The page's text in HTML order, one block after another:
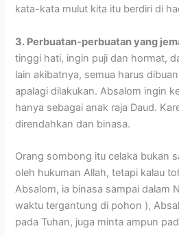
kata-kata mulut kita itu berdiri di
3. Perbuatan-perbuatan yang
tinggi hati, ingin puji dan hormat,
lain akibatnya, semua harus
apalagi dilakukan. Absalom ingin
hanya sebagai anak raja Daud.
direndahkan dan binasa.
Orang sombong itu celaka bukan
oleh hukuman Allah, tetapi kalau
Absalom, ia binasa sampai dalam
waktu tergantung di pohon ),
pada Tuhan, juga minta ampun